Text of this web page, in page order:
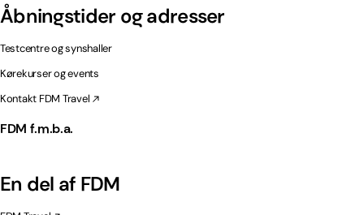
Åbningstider og adresser
Testcentre og synshaller
Kørekurser og events
Kontakt FDM Travel
FDM f.m.b.a.
En del af FDM